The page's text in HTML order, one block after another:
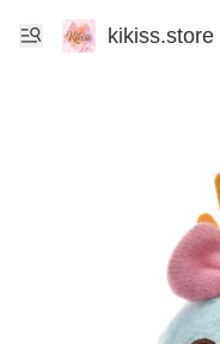
kikiss.store